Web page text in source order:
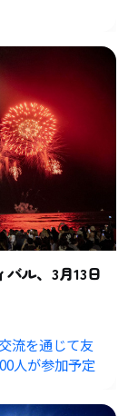
ル、3月13日
流を通じて友
人が参加予定